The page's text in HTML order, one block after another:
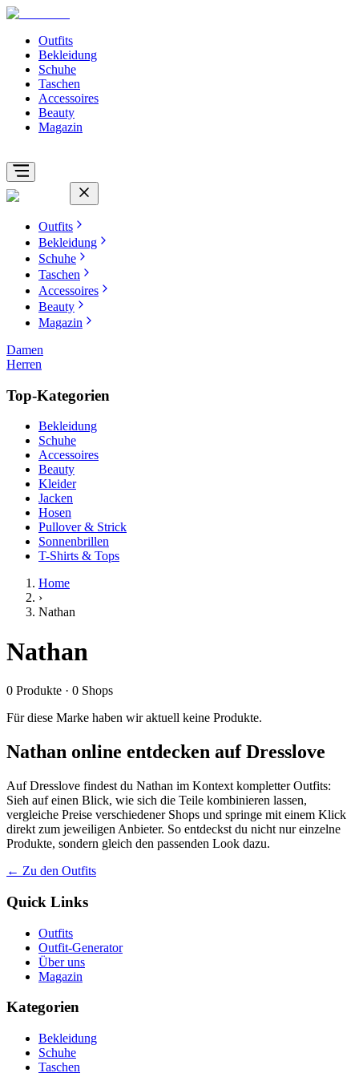
Outfits
Bekleidung
Schuhe
Taschen
Accessoires
Beauty
Magazin
Outfits
Bekleidung
Schuhe
Taschen
Accessoires
Beauty
Magazin
Damen
Herren
Top-Kategorien
Bekleidung
Schuhe
Accessoires
Beauty
Kleider
Jacken
Hosen
Pullover & Strick
Sonnenbrillen
T-Shirts & Tops
Home
›
Nathan
Nathan
0 Produkte · 0 Shops
Für diese Marke haben wir aktuell keine Produkte.
Nathan online entdecken auf Dresslove
Auf Dresslove findest du Nathan im Kontext kompletter Outfits:
Sieh auf einen Blick, wie sich die Teile kombinieren lassen,
vergleiche Preise verschiedener Shops und springe mit einem Klick
direkt zum jeweiligen Anbieter. So entdeckst du nicht nur einzelne
Produkte, sondern gleich den passenden Look dazu.
← Zu den Outfits
Quick Links
Outfits
Outfit-Generator
Über uns
Magazin
Kategorien
Bekleidung
Schuhe
Taschen